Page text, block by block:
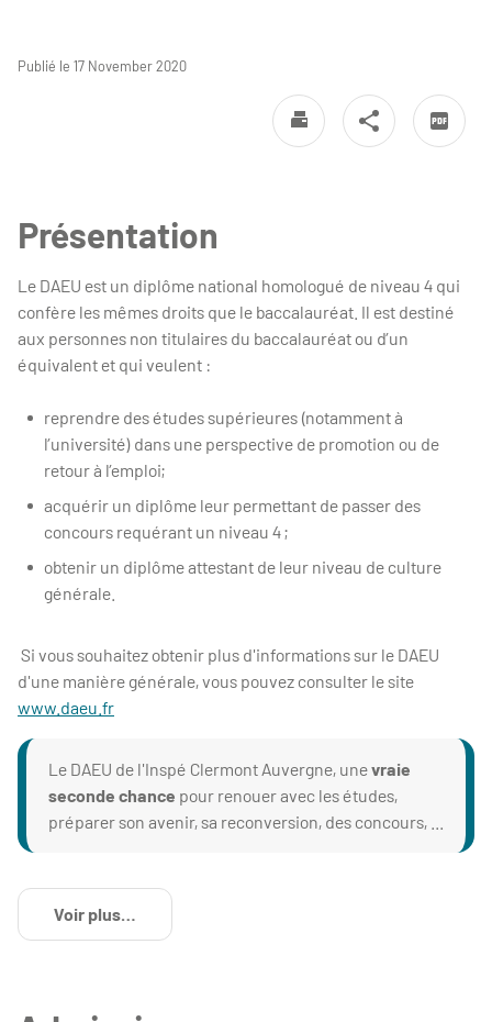
Publié le 17 November 2020
Présentation
Le DAEU est un diplôme national homologué de niveau 4 qui
confère les mêmes droits que le baccalauréat. Il est destiné
aux personnes non titulaires du baccalauréat ou d’un
équivalent et qui veulent :
reprendre des études supérieures (notamment à
l’université) dans une perspective de promotion ou de
retour à l’emploi;
acquérir un diplôme leur permettant de passer des
concours requérant un niveau 4 ;
obtenir un diplôme attestant de leur niveau de culture
générale.
Si vous souhaitez obtenir plus d'informations sur le DAEU
d'une manière générale, vous pouvez consulter le site
www.daeu.fr
Le DAEU de l'Inspé Clermont Auvergne, unevraie
seconde chance pour renouer avec les études,
préparer son avenir, sa reconversion, des concours, ...
Voir plusde détails